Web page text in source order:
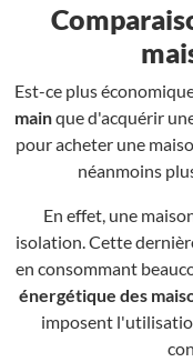
Est-ce plus
mainque d'acquérir
pour acheter une
néanmoins
En effet, une
isolation. Cette
en consommant
énergétique des
imposent